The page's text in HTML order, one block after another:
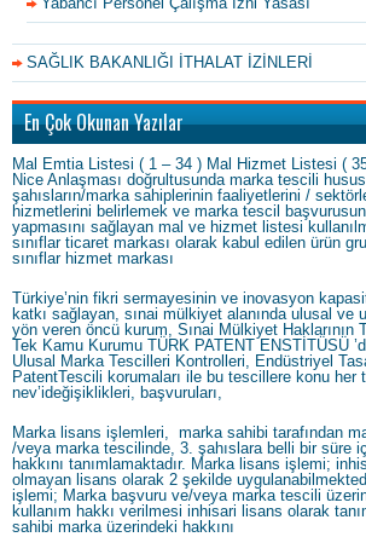
SAĞLIK BAKANLIĞI İTHALAT İZİNLERİ
En Çok Okunan Yazılar
Mal Emtia Listesi ( 1 – 34 ) Mal Hizmet Listesi (
Nice Anlaşması doğrultusunda marka tescili
şahısların/marka sahiplerinin faaliyetlerini /
hizmetlerini belirlemek ve marka tescil
yapmasını sağlayan mal ve hizmet listesi
sınıflar ticaret markası olarak kabul edilen ürün
sınıflar hizmet markası
Türkiye’nin fikri sermayesinin ve inovasyon
katkı sağlayan, sınai mülkiyet alanında ulusal ve
yön veren öncü kurum, Sınai Mülkiyet Haklarının
Tek Kamu Kurumu TÜRK PATENT ENSTİTÜSÜ
Ulusal Marka Tescilleri Kontrolleri, Endüstriyel
PatentTescili korumaları ile bu tescillere konu her
nev’ideğişiklikleri, başvuruları,
Marka lisans işlemleri, marka sahibi tarafından
/veya marka tescilinde, 3. şahıslara belli bir süre
hakkını tanımlamaktadır. Marka lisans işlemi;
olmayan lisans olarak 2 şekilde
işlemi; Marka başvuru ve/veya marka tescili
kullanım hakkı verilmesi inhisari lisans olarak
sahibi marka üzerindeki hakkını